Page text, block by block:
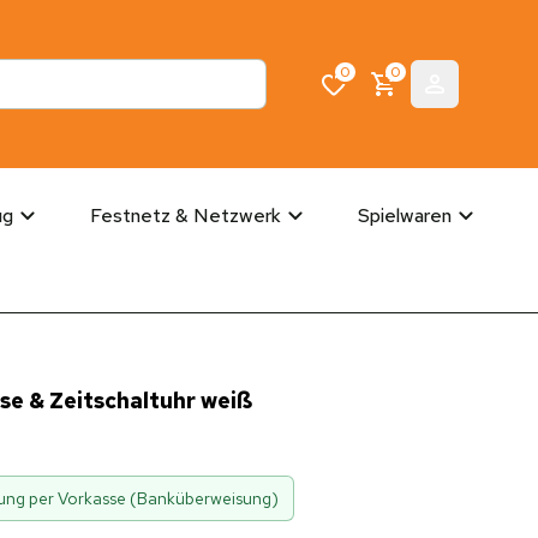
0 0
Festnetz & Netzwerk
Spielwaren
& Zeitschaltuhr weiß
per Vorkasse (Banküberweisung)